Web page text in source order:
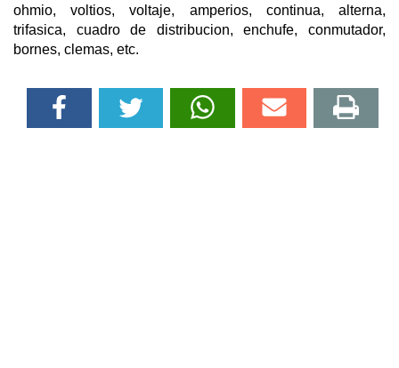
ohmio, voltios, voltaje, amperios, continua, alterna,
trifasica, cuadro de distribucion, enchufe, conmutador,
bornes, clemas, etc.